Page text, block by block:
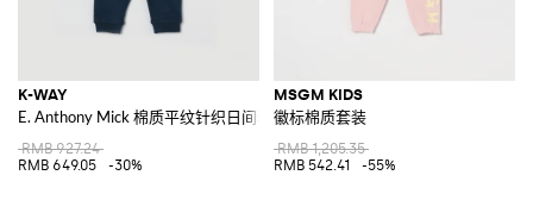
K-WAY
E. Anthony Mick 棉质平纹针织日间套装
RMB 927.24
RMB 649.05
-30%
MSGM KIDS
徽标棉质套装
RMB 1,205.35
RMB 542.41
-55%